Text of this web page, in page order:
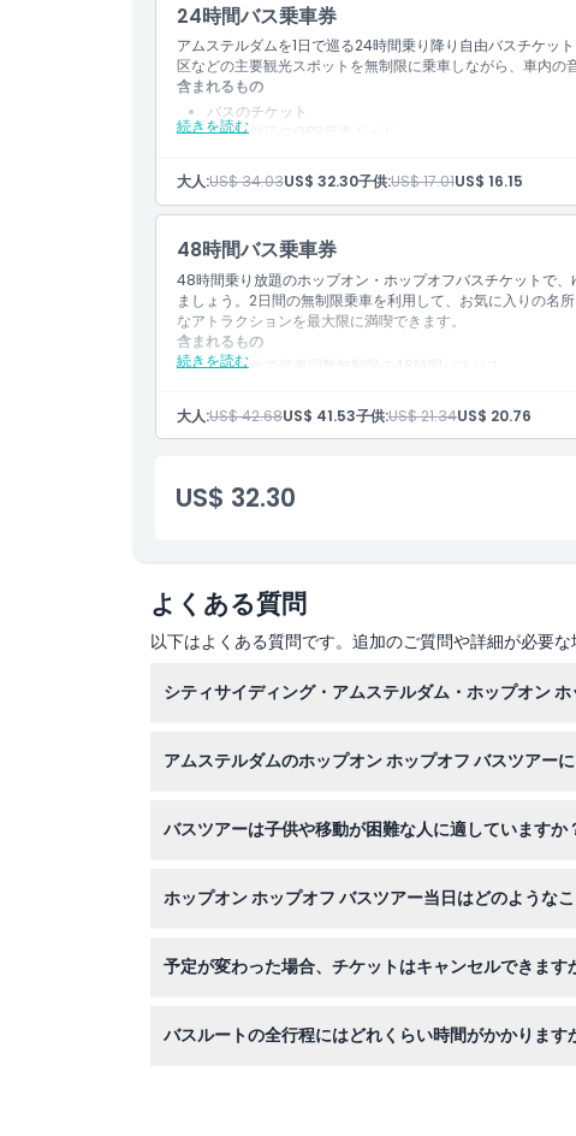
出発／到着地点
キャンセルポリシー
24時間バス乗車券
アムステルダムを1日で巡る24時間乗り降り自由バスチケッ
区などの主要観光スポットを無制限に乗車しながら、車内の
続きを読む
含まれるもの
バスのチケット
16言語対応のGPS音声ガイド
City Sightseeing Amsterdamアプリ内の無料ウォーキ
大人:US$ 34.03US$ 32.30子供:US$ 17.01US$ 16.15
48時間バス乗車券
48時間乗り放題のホップオン・ホップオフバスチケットで
ましょう。2日間の無制限乗車を利用して、お気に入りの名
なアトラクションを最大限に満喫できます。
続きを読む
含まれるもの
ルート上で停車回数無制限の48時間バスパス
市のパンフレット
GPS音声ガイド用のイヤホン
大人:US$ 42.68US$ 41.53子供:US$ 21.34US$ 20.76
US$ 32.30
よくある質問
以下はよくある質問です。追加のご質問や詳細が必要
シティサイディング・アムステルダム・ホップオン
アムステルダムのホップオン ホップオフ バスツアー
影するカメラもお忘れなく！
バスツアーは子供や移動が困難な人に適していますか
ホップオン ホップオフ バスツアー当日はどのような
なフレキシビリティが楽しめます。
予定が変わった場合、チケットはキャンセルできます
バスルートの全行程にはどれくらい時間がかかります